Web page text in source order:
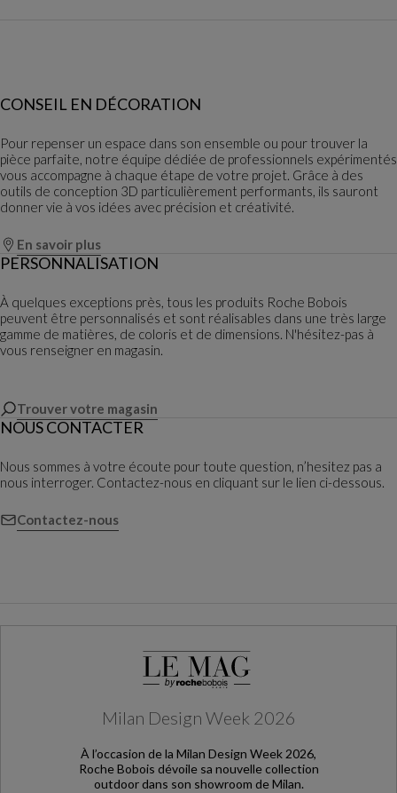
CONSEIL EN DÉCORATION
Pour repenser un espace dans son ensemble ou pour trouver la
pièce parfaite, notre équipe dédiée de professionnels expérimentés
vous accompagne à chaque étape de votre projet. Grâce à des
outils de conception 3D particulièrement performants, ils sauront
donner vie à vos idées avec précision et créativité.
En savoir plus
PERSONNALISATION
À quelques exceptions près, tous les produits Roche Bobois
peuvent être personnalisés et sont réalisables dans une très large
gamme de matières, de coloris et de dimensions. N'hésitez-pas à
vous renseigner en magasin.
Trouver votre magasin
NOUS CONTACTER
Nous sommes à votre écoute pour toute question, n’hesitez pas a
nous interroger. Contactez-nous en cliquant sur le lien ci-dessous.
Contactez-nous
Milan Design Week 2026
À l’occasion de la Milan Design Week 2026,
Roche Bobois dévoile sa nouvelle collection
outdoor dans son showroom de Milan.